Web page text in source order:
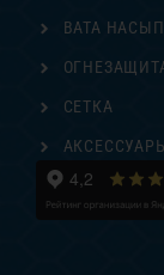
ВАТА
СЕТКА